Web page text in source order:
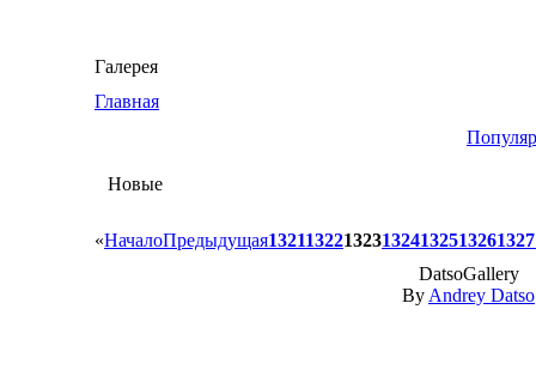
Галерея
Главная
Новые
«НачалоПредыдущая1321132213231324132513261327
DatsoGallery
By Andrey Datso